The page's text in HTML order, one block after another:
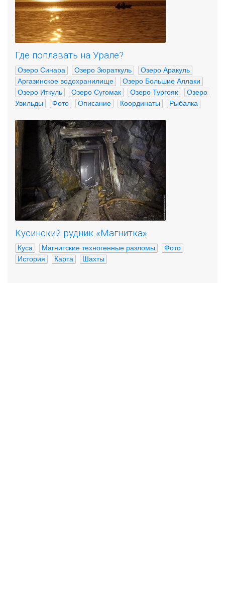
Где поплавать на Урале?
Озеро Синара Озеро Зюраткуль
Озеро Аракуль
Аргазинское водохранилище
Озеро Большие Аллаки
Озеро Иткуль
Озеро Сугомак Озеро Тургояк
Озеро
Увильды
Фото Описание Координаты Рыбалка
Кусинский рудник «Магнитка»
Куса Магнитские техногенные разломы
Фото
История
Карта Шахты